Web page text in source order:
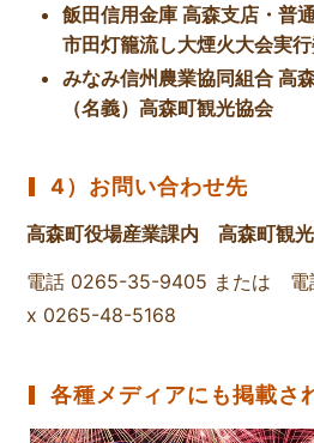
飯田信用金庫 高森支店・普
市田灯籠流し大煙火大会実
みなみ信州農業協同組合 高
（名義）高森町観光協会
4）お問い合わせ先
高森町役場産業課内 高森町観
電話 0265-35-9405 または 電
x 0265-48-5168
各種メディアにも掲載さ